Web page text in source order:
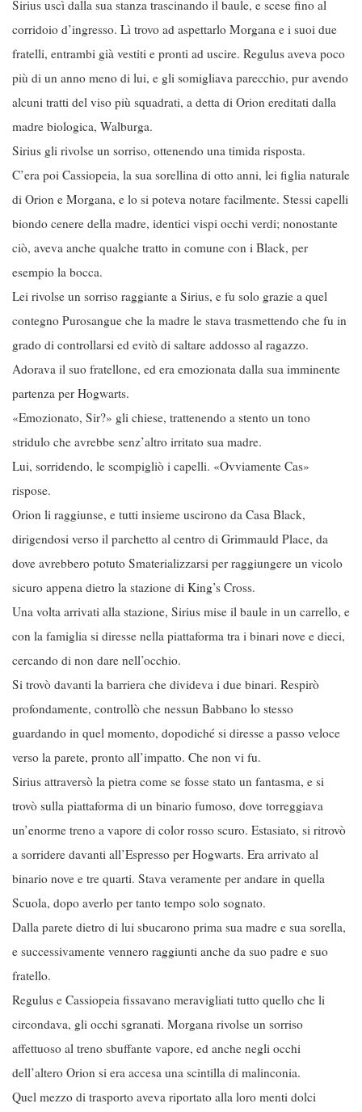
Sirius uscì dalla sua stanza trascinando il baule, e scese fino al
corridoio d’ingresso. Lì trovo ad aspettarlo Morgana e i suoi due
fratelli, entrambi già vestiti e pronti ad uscire. Regulus aveva poco
più di un anno meno di lui, e gli somigliava parecchio, pur avendo
alcuni tratti del viso più squadrati, a detta di Orion ereditati dalla
madre biologica, Walburga.
Sirius gli rivolse un sorriso, ottenendo una timida risposta.
C’era poi Cassiopeia, la sua sorellina di otto anni, lei figlia naturale
di Orion e Morgana, e lo si poteva notare facilmente. Stessi capelli
biondo cenere della madre, identici vispi occhi verdi; nonostante
ciò, aveva anche qualche tratto in comune con i Black, per
esempio la bocca.
Lei rivolse un sorriso raggiante a Sirius, e fu solo grazie a quel
contegno Purosangue che la madre le stava trasmettendo che fu in
grado di controllarsi ed evitò di saltare addosso al ragazzo.
Adorava il suo fratellone, ed era emozionata dalla sua imminente
partenza per Hogwarts.
«Emozionato, Sir?» gli chiese, trattenendo a stento un tono
stridulo che avrebbe senz’altro irritato sua madre.
Lui, sorridendo, le scompigliò i capelli. «Ovviamente Cas»
rispose.
Orion li raggiunse, e tutti insieme uscirono da Casa Black,
dirigendosi verso il parchetto al centro di Grimmauld Place, da
dove avrebbero potuto Smaterializzarsi per raggiungere un vicolo
sicuro appena dietro la stazione di King’s Cross.
Una volta arrivati alla stazione, Sirius mise il baule in un carrello, e
con la famiglia si diresse nella piattaforma tra i binari nove e dieci,
cercando di non dare nell’occhio.
Si trovò davanti la barriera che divideva i due binari. Respirò
profondamente, controllò che nessun Babbano lo stesso
guardando in quel momento, dopodiché si diresse a passo veloce
verso la parete, pronto all’impatto. Che non vi fu.
Sirius attraversò la pietra come se fosse stato un fantasma, e si
trovò sulla piattaforma di un binario fumoso, dove torreggiava
un’enorme treno a vapore di color rosso scuro. Estasiato, si ritrovò
a sorridere davanti all’Espresso per Hogwarts. Era arrivato al
binario nove e tre quarti. Stava veramente per andare in quella
Scuola, dopo averlo per tanto tempo solo sognato.
Dalla parete dietro di lui sbucarono prima sua madre e sua sorella,
e successivamente vennero raggiunti anche da suo padre e suo
fratello.
Regulus e Cassiopeia fissavano meravigliati tutto quello che li
circondava, gli occhi sgranati. Morgana rivolse un sorriso
affettuoso al treno sbuffante vapore, ed anche negli occhi
dell’altero Orion si era accesa una scintilla di malinconia.
Quel mezzo di trasporto aveva riportato alla loro menti dolci